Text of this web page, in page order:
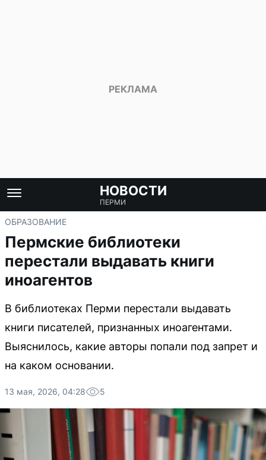
НОВОСТИ
ПЕРМИ
ОБРАЗОВАНИЕ
Пермские библиотеки
перестали выдавать книги
иноагентов
В библиотеках Перми перестали выдавать
книги писателей, признанных иноагентами.
Выяснилось, какие авторы попали под запрет и
на каком основании.
13 мая, 2026, 04:28 5